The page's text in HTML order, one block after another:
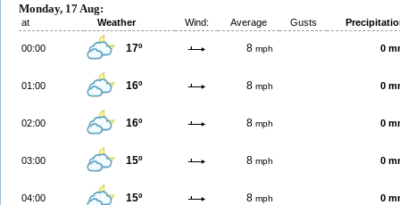
Monday, 17 Aug:
at Weather Wind: Average Gusts
00:00 17º 8 mph 0
01:00 16º 8 mph 0
02:00 16º 8 mph 0
03:00 15º 8 mph 0
04:00 15º 8 mph 0